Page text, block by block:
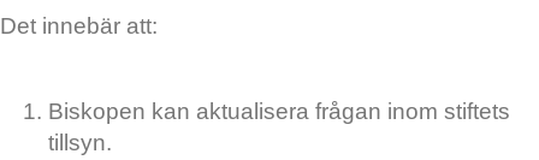
Det innebär att:
Biskopen kan aktualisera frågan inom stiftets
tillsyn.